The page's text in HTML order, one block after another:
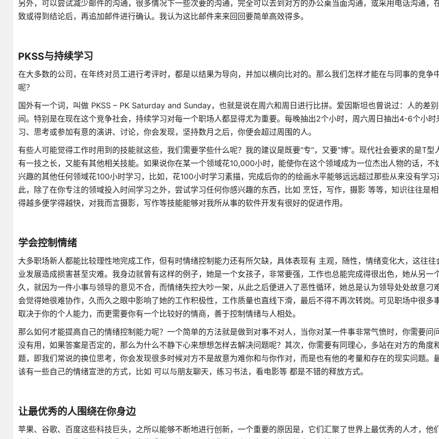
另外，可以尝试减少邮件的沟通，很多情况下一些次要的沟通，完全可以去到对方的办公桌当面沟通，或采用电话沟通，
致或得到结论后，再追加邮件进行确认。我认为这比邮件来来回回要简单高效得多。
PKSS与持续学习
在大多数的公司，在年终对员工进行考评时，都是以结果为导向，并加以横向比对的。那么我们怎样才能在与同事的竞争
呢？
国外有一个词，叫做 PKSS – PK Saturday and Sunday，也就是说在周六和周日进行比拼。爱因斯坦也曾说过：人的差
间。特别是在现在这个竞争社会，持续学习对每一个职场人都显得尤为重要。每晚抽出2个小时，周六周日抽出4-6个小时
习、思考或参加有意的演讲、讨论，你会发现，坚持数月之后，你便会超过周围的人。
有些人可能觉得工作时用到的技能就这些，我们需要学些什么呢？我的建议是既要“专”，又要“博”。现代社会要求的是T型
有一技之长，又能有其他相关技能。如果说你在某一个领域花10,000小时，能使你在这个领域成为一位杰出人物的话，不
兴趣的其他任何领域花100小时学习，比如，花100小时学习素描，完成后你的的绘画水平能够远远超过那些从来没有学习
此，除了在你专注的领域投入时间学习之外，尝试学习任何你感兴趣的东西，比如 烹饪，写作，摄影 等等，知识往往是
得越多便学得越快，对我而言摄影，写作等技能能够对我所从事的软件开发有很好的促进作用。
学会控制情绪
大多职场新人都能比较理性地完成工作，但有时情绪控制能力还有所欠缺，具体表现有 主观，随性，情绪变化大，这往往
业发展造成损害甚至灾难。我身边就曾有这样的例子，她是一个女孩子，非常要强，工作也总能完成得很出色，她从另一
久，就因为一件小事与领导的意见不合，而情绪失控大吵一架，从此之后便进入了恶性循环，她总是认为领导处处故意刁
会觉得她很难协作，久而久之眼中影响了她的工作积极性，工作质量也直线下滑，最后不得不再次转岗。可见职场中很多
取决于你的个人能力，而更需要你有一个比较好的情商，善于控制情绪与人相处。
那么如何才能提高自己的情绪控制能力呢？一个简单的方法就是做到对事不对人，当你对某一件事非常气愤时，你需要问
没有用，如果答案是否定的，那么为什么不静下心来想想怎样去解决问题呢？其次，你需要有同理心，多站在对方的角度
题，即我们常说的换位思考，你会发现很多时候对方不是故意为难你和与你作对，而是也有他的考量和存在的现实问题。
该有一些自己的情绪宣泄的方式，比如 可以与朋友聊天，练习书法，看电影等 都是不错的释放方式。
让最优秀的人围绕在你身边
苹果、谷歌、百度这些科技巨头，之所以能够不断地进行创新，一个重要的原因是，它们汇聚了世界上最优秀的人才，他